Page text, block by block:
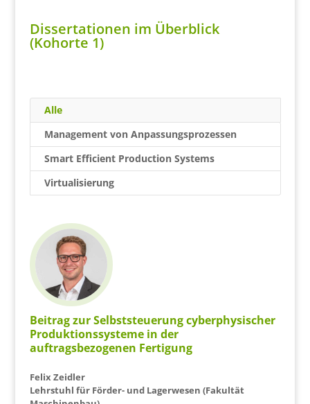
Dissertationen im Überblick
(Kohorte 1)
Alle
Management von Anpassungsprozessen
Smart Efficient Production Systems
Virtualisierung
Beitrag zur Selbststeuerung cyberphysischer
Produktionssysteme in der
auftragsbezogenen Fertigung
Felix Zeidler
Lehrstuhl für Förder- und Lagerwesen (Fakultät